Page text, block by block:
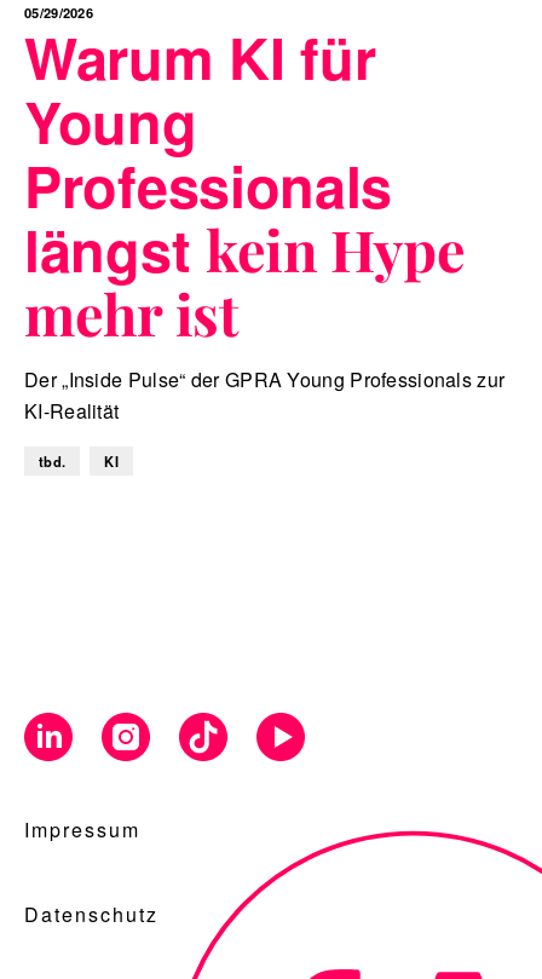
05/29/2026
Warum KI für
Young
Professionals
längst kein Hype
mehr ist
Der „Inside Pulse“ der GPRA Young Professionals zur
KI-Realität
tbd. KI
Impressum
Datenschutz